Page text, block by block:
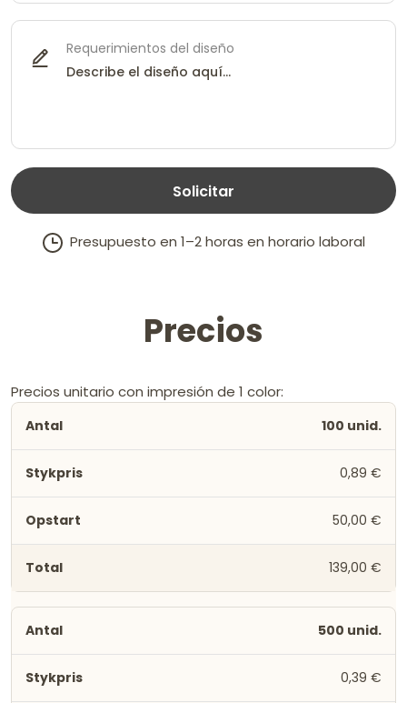
Requerimientos del diseño
Solicitar
Presupuesto en 1–2 horas en horario laboral
Precios
Precios unitario con impresión de 1 color:
100 unid.
0,89 €
50,00 €
139,00 €
500 unid.
0,39 €